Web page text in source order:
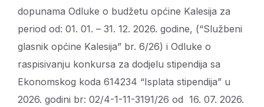
dopunama Odluke o budžetu općine Kalesija za
period od: 01. 01. – 31. 12. 2026. godine, (“Službeni
glasnik općine Kalesija” br. 6/26) i Odluke o
raspisivanju konkursa za dodjelu stipendija sa
Ekonomskog koda 614234 “Isplata stipendija” u
2026. godini br: 02/4-1-11-3191/26 od 16. 07. 2026.